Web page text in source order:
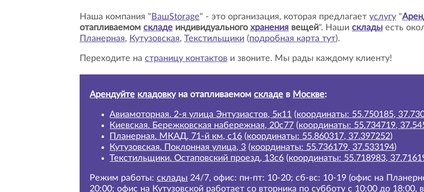
Наша компания " ВашStorage" - это организация, которая предлагает услугу "
отапливаемом складе индивидуального хранения вещей". Наши склады есть
Планерная, Кутузовская, Текстильщики (подробная карта тут).
Переходите на страницу контактов и звоните. Мы рады каждому клиенту!
Арендуйте кладовкуна отапливаемомскладе в Москве:
Авиамоторная. 2-я улица Энтузиастов, 5к11 (координаты: 55.750185,
Киевская. Бережковская набережная, 20с77 (координаты: 55.734719,
Планерная. МКАД, 71-й км, с16 (координаты: 55.860317, 37.397252)
Кутузовская. Поклонная улица, 3 (координаты: 55.736179, 37.533194)
Текстильщики. Остаповский проезд, 13с6 (координаты: 55.718983,
Режим работы:склады 24/7,офис: пн-пт: 10-20; сб-вс: 10-19 (офис на
20:00; офис на Кутузовской работает со вторника по субботу с 10:00 до 18:00,